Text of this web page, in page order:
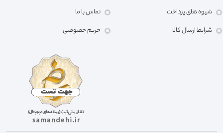
شیوه های پرداخت
شرایط ارسال کالا
تماس با ما
حریم خصوصی